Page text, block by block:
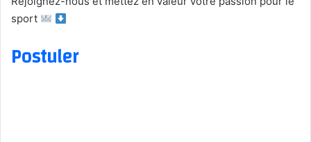
sport
Postuler